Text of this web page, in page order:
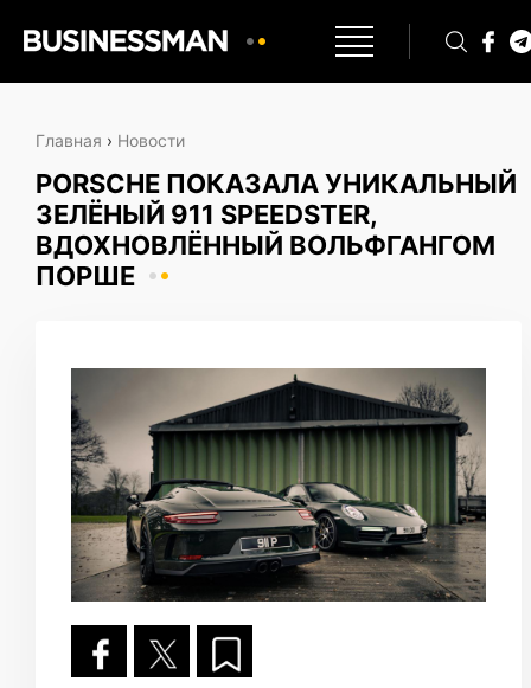
Главная › Новости
PORSCHE ПОКАЗАЛА УНИКАЛЬНЫЙ
ЗЕЛЁНЫЙ 911 SPEEDSTER,
ВДОХНОВЛЁННЫЙ ВОЛЬФГАНГОМ
ПОРШЕ